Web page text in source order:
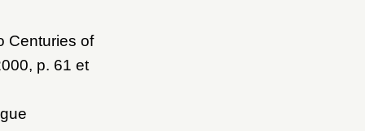
Centuries of
, p. 61 et